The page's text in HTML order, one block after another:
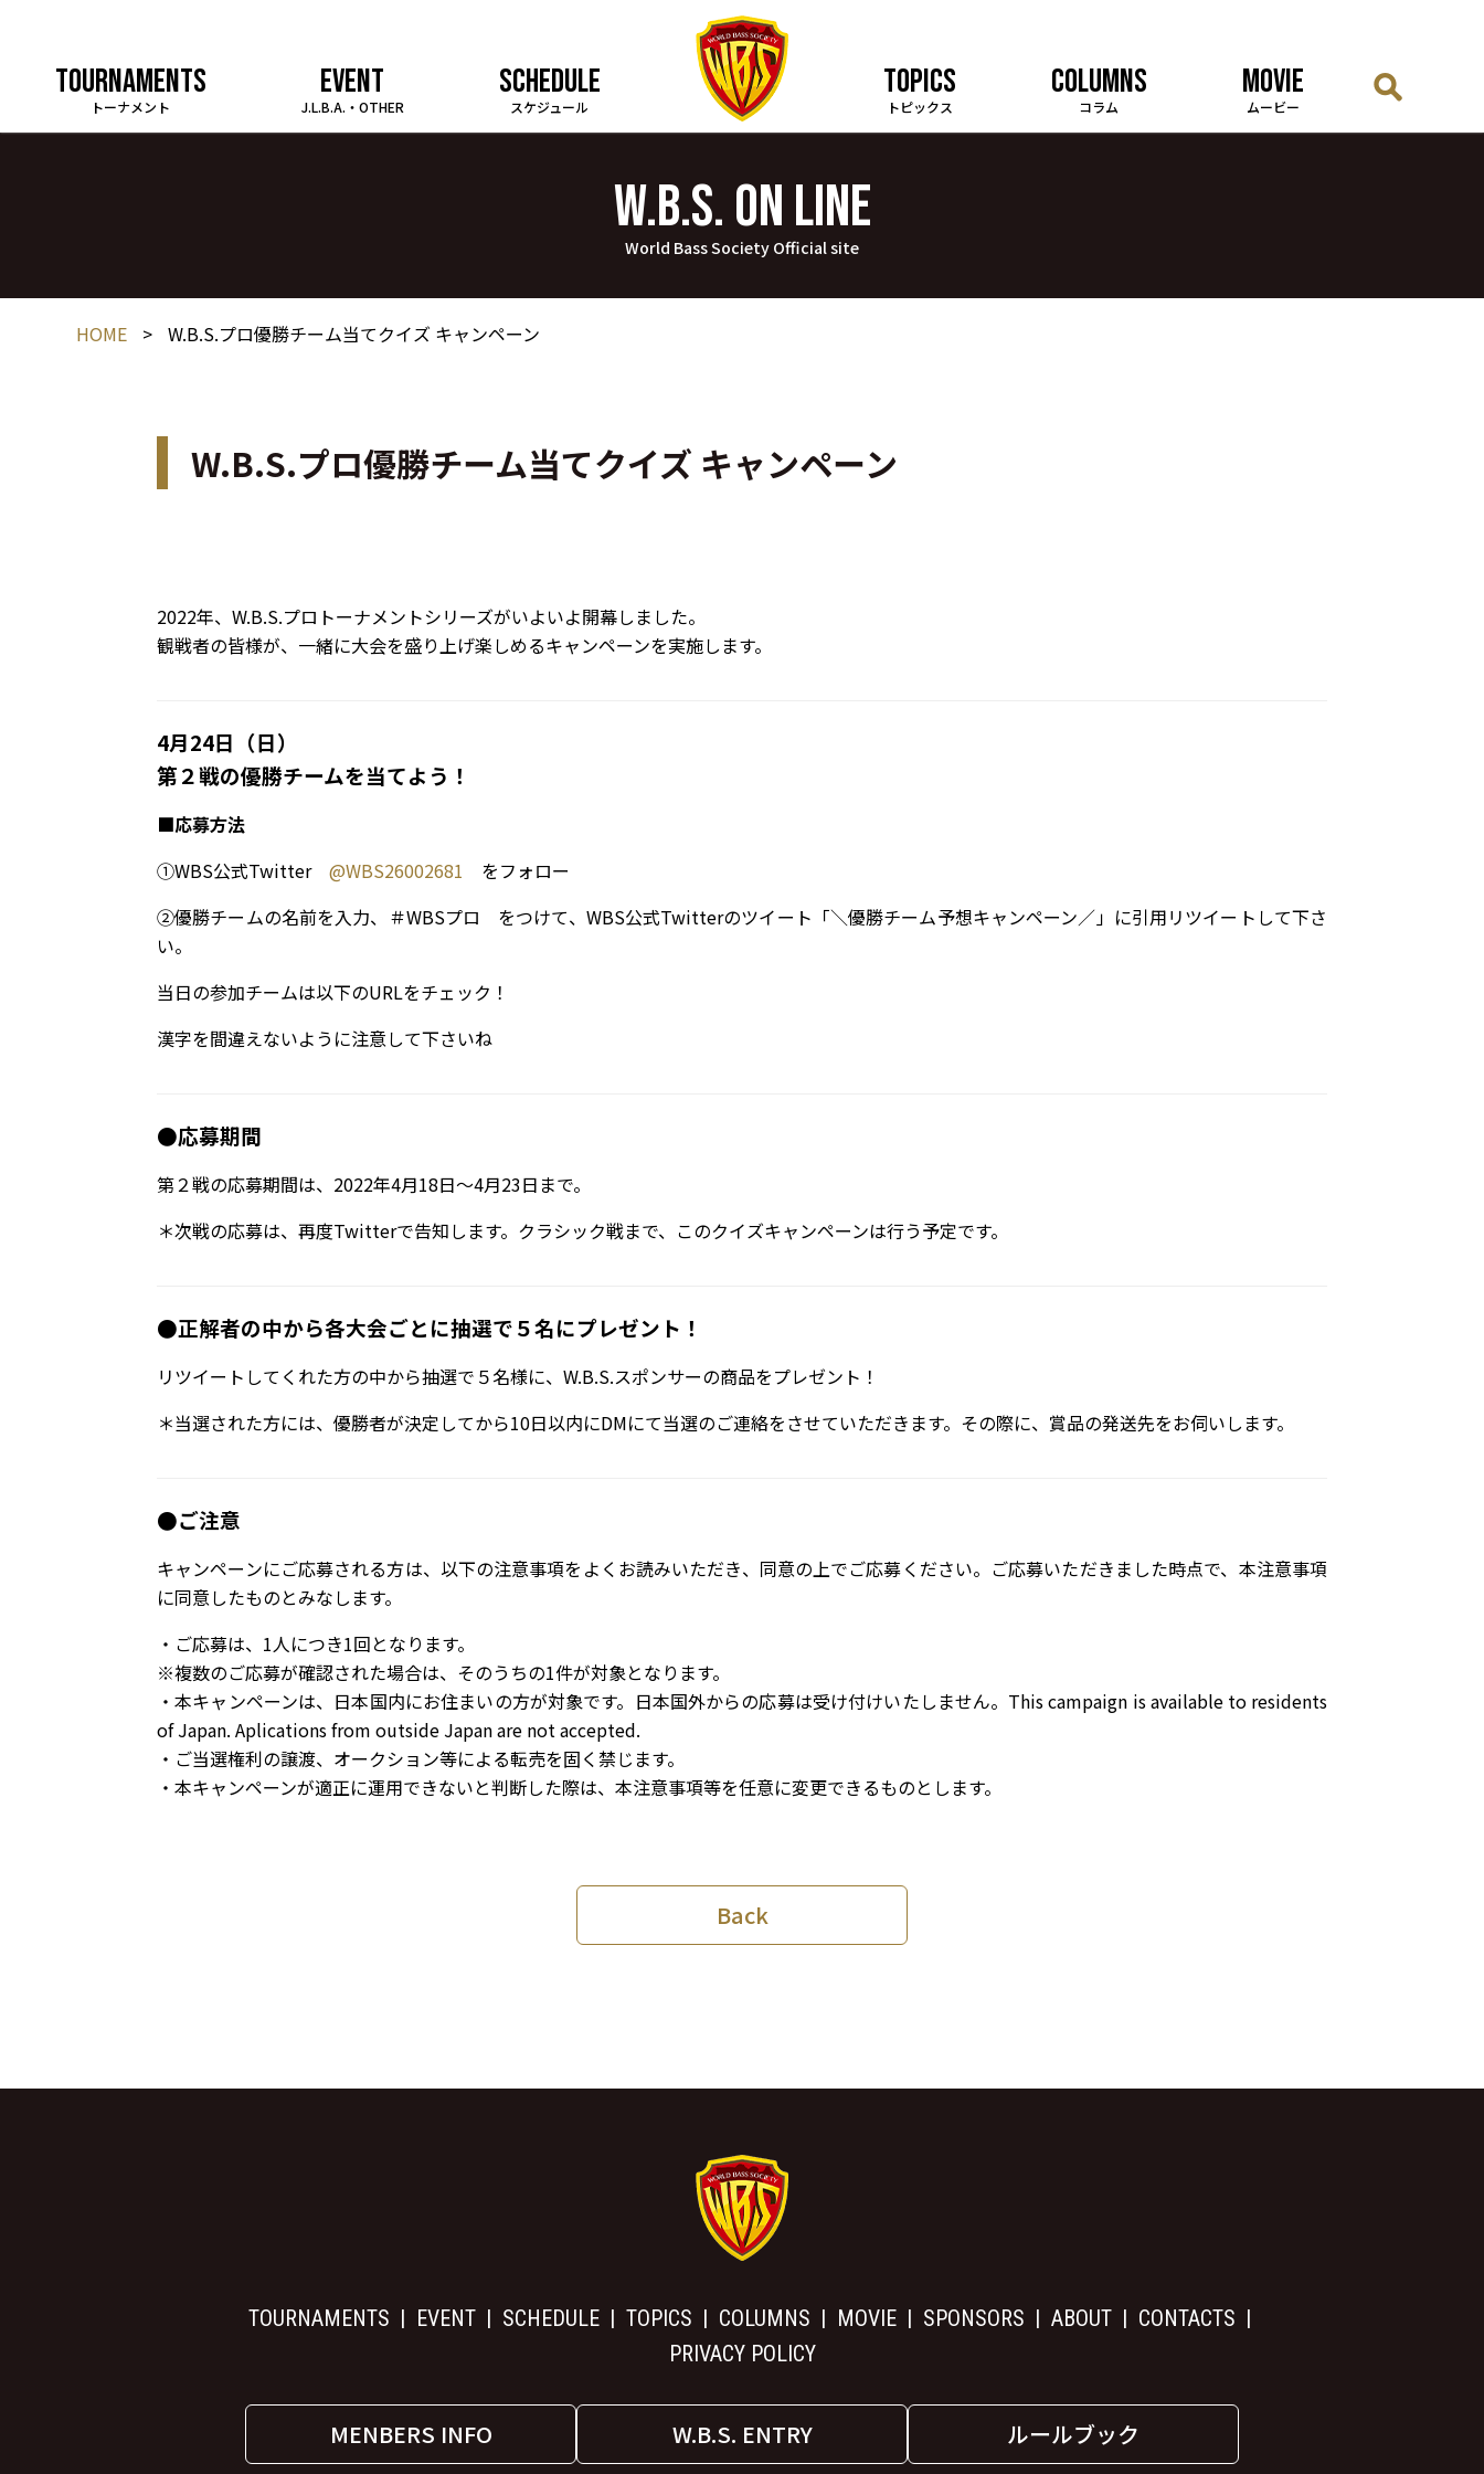
TOURNAMENTS
トーナメント
EVENT
J.L.B.A.・OTHER
SCHEDULE
スケジュール
TOPICS
トピックス
COLUMNS
コラム
MOVIE
ムービー
W.B.S. on LINE
World Bass Society Official site
HOME > W.B.S.プロ優勝チーム当てクイズ キャンペーン
W.B.S.プロ優勝チーム当てクイズ キャンペーン
2022年、W.B.S.プロトーナメントシリーズがいよいよ開幕しました。
観戦者の皆様が、一緒に大会を盛り上げ楽しめるキャンペーンを実施します。
4月24日（日）
第２戦の優勝チームを当てよう！
■応募方法
①WBS公式Twitter @WBS26002681 をフォロー
②優勝チームの名前を入力、＃WBSプロ をつけて、WBS公式Twitterのツイート「＼優勝チーム予想キャンペーン／」に引用リツイートして下さ
い。
当日の参加チームは以下のURLをチェック！
漢字を間違えないように注意して下さいね
●応募期間
第２戦の応募期間は、2022年4月18日～4月23日まで。
＊次戦の応募は、再度Twitterで告知します。クラシック戦まで、このクイズキャンペーンは行う予定です。
●正解者の中から各大会ごとに抽選で５名にプレゼント！
リツイートしてくれた方の中から抽選で５名様に、W.B.S.スポンサーの商品をプレゼント！
＊当選された方には、優勝者が決定してから10日以内にDMにて当選のご連絡をさせていただきます。その際に、賞品の発送先をお伺いします。
●ご注意
キャンペーンにご応募される方は、以下の注意事項をよくお読みいただき、同意の上でご応募ください。ご応募いただきました時点で、本注意事項
に同意したものとみなします。
・ご応募は、1人につき1回となります。
※複数のご応募が確認された場合は、そのうちの1件が対象となります。
・本キャンペーンは、日本国内にお住まいの方が対象です。日本国外からの応募は受け付けいたしません。This campaign is available to residents
of Japan. Aplications from outside Japan are not accepted.
・ご当選権利の譲渡、オークション等による転売を固く禁じます。
・本キャンペーンが適正に運用できないと判断した際は、本注意事項等を任意に変更できるものとします。
Back
TOURNAMENTS EVENT SCHEDULE TOPICS COLUMNS MOVIE SPONSORS ABOUT
CONTACTS
PRIVACY POLICY
MENBERS INFO W.B.S. ENTRY ルールブック